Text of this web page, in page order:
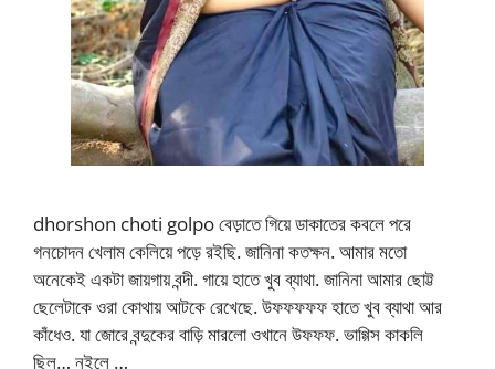
dhorshon choti golpo বেড়াতে গিয়ে ডাকাতের কবলে পরে
গনচোদন খেলাম কেলিয়ে পড়ে রইছি. জানিনা কতক্ষন. আমার মতো
অনেকেই একটা জায়গায় বন্দী. গায়ে হাতে খুব ব্যাথা. জানিনা আমার ছোট্ট
ছেলেটাকে ওরা কোথায় আটকে রেখেছে. উফফফফফ হাতে খুব ব্যাথা আর
কাঁধেও. যা জোরে বন্দুকের বাড়ি মারলো ওখানে উফফফ. ভাগ্গিস কাকলি
ছিল… নইলে …